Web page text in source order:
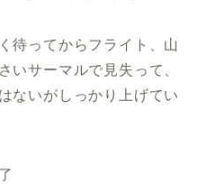
待ってからフライト、山
いサーマルで見失って、
ないがしっかり上げてい